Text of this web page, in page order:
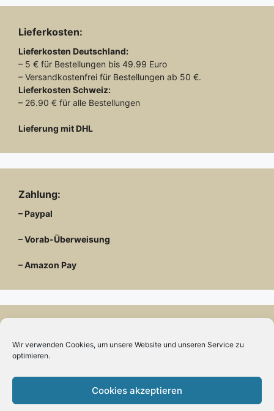
Wir verwenden Cookies, um unsere Website und unseren Service zu
optimieren.
Cookies akzeptieren
Lieferkosten:
Lieferkosten Deutschland:
– 5 € für Bestellungen bis 49.99 Euro
– Versandkostenfrei für Bestellungen ab 50 €.
Lieferkosten Schweiz:
– 26.90 € für alle Bestellungen
Lieferung mit DHL
Zahlung:
– Paypal
– Vorab-Überweisung
– Amazon Pay
Kontakt